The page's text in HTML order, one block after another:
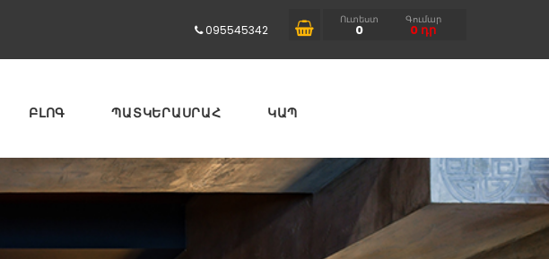
095545342
Ուտեստ
0
Գումար
0 դր
ԲԼՈԳ ՊԱՏԿԵՐԱՍՐԱՀ ԿԱՊ